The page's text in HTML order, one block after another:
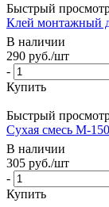
Быстрый
Клей монтажный
В наличии
290 руб./шт
-
Купить
Быстрый
Сухая смесь М-
В наличии
305 руб./шт
-
Купить